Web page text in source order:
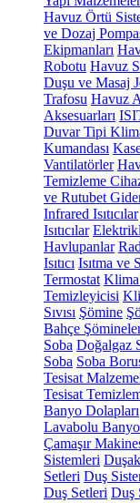
Havuz Örtü
ve Dozaj
Ekipmanları
Robotu Havuz
Duşu ve Masaj
Trafosu Havuz
Aksesuarları
Duvar Tipi
Kumandası
Vantilatörler
Temizleme
ve Rutubet
Infrared Isıtıcılar
Isıtıcılar
Havlupanlar
Isıtıcı Isıtma ve
Termostat Klima
Temizleyicisi
Sıvısı Şömine
Bahçe
Soba Doğalgaz
Soba Soba
Tesisat
Tesisat
Banyo Dolapları
Lavabolu
Çamaşır
Sistemleri
Setleri Duş
Duş Setleri Duş